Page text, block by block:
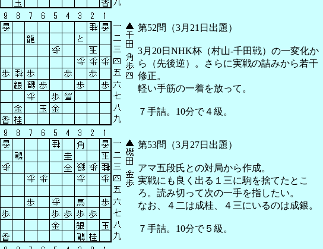
第52問（3月21日出題）
3月20日NHK杯（村山-千田戦）の一変化か
ら（先後逆）。さらに実戦の詰みから若干
修正。
軽い手筋の一着を放って。
７手詰。10分で４級。
第53問（3月27日出題）
アマ五段氏との対局から作成。
実戦にも良く出る１三に駒を捨てたとこ
ろ。読み切って次の一手を指したい。
なお、４二は成桂、４三にいるのは成銀。
７手詰。10分で５級。